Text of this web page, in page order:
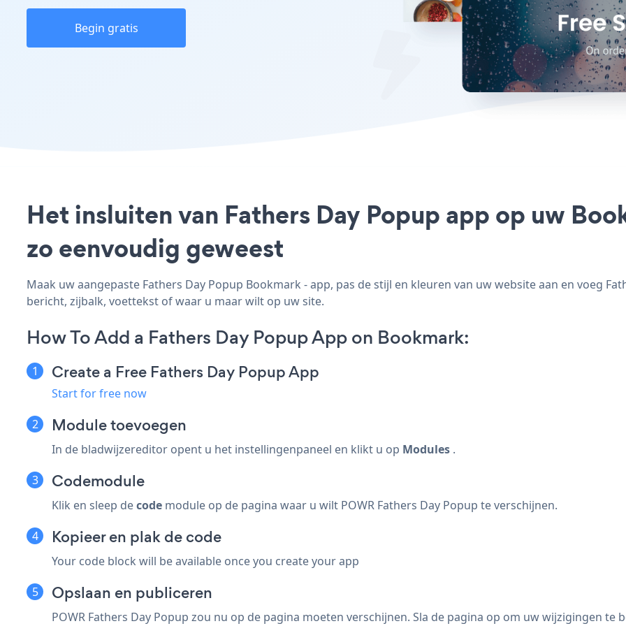
Begin gratis
Het insluiten van Fathers Day Popup app op uw
zo eenvoudig geweest
Maak uw aangepaste Fathers Day Popup Bookmark - app, pas de stijl en kleuren van uw website aan en voeg
bericht, zijbalk, voettekst of waar u maar wilt op uw site.
How To Add a Fathers Day Popup App on Bookmark:
Create a Free Fathers Day Popup App
Start for free now
Module toevoegen
In de bladwijzereditor opent u het instellingenpaneel en klikt u op Modules .
Codemodule
Klik en sleep decode module op de pagina waar u wilt POWR Fathers Day Popup te verschijnen.
Kopieer en plak de code
Your code block will be available once you create your app
Opslaan en publiceren
POWR Fathers Day Popup zou nu op de pagina moeten verschijnen. Sla de pagina op om uw wijzigingen te